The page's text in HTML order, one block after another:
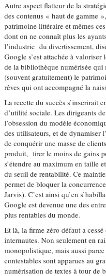
Autre aspect flatteur de la
des contenus « haut de gamme
patrimoine littéraire et mêmes
dont on ne connaît plus les
l’industrie du divertissement,
Google s’est attachée à
de la bibliothèque numérisée
(souvent gratuitement) le
rêves qui ont accompagné la
La recette du succès s’inscrirait
d’utilité sociale. Les dirigeants
l’obsession du modèle
des utilisateurs, et de dynamiser
de conquérir une masse de
produit, tirer le moins de gains
s’étendre au maximum en taille
du seuil de rentabilité. Ce
permet de bloquer la
Jarvis). C’est ainsi qu’en
Google est devenue une des
plus rentables du monde.
Et là, la firme zéro défaut a
internautes. Non seulement en
monopolistique, mais aussi
contestables sont apparues au
numérisation de textes à tour de